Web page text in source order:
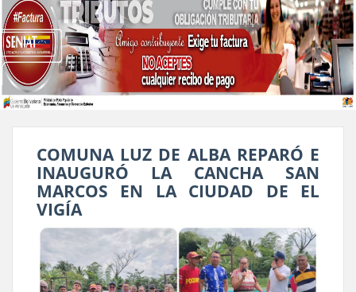
COMUNA LUZ DE ALBA REPARÓ E
INAUGURÓ LA CANCHA SAN
MARCOS EN LA CIUDAD DE EL
VIGÍA